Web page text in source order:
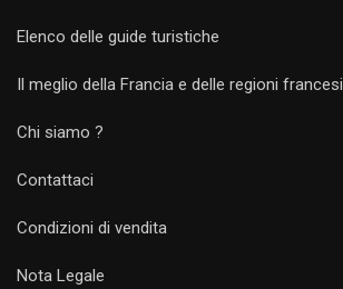
Elenco delle guide turistiche
Il meglio della Francia e delle regioni francesi
Chi siamo ?
Contattaci
Condizioni di vendita
Nota Legale